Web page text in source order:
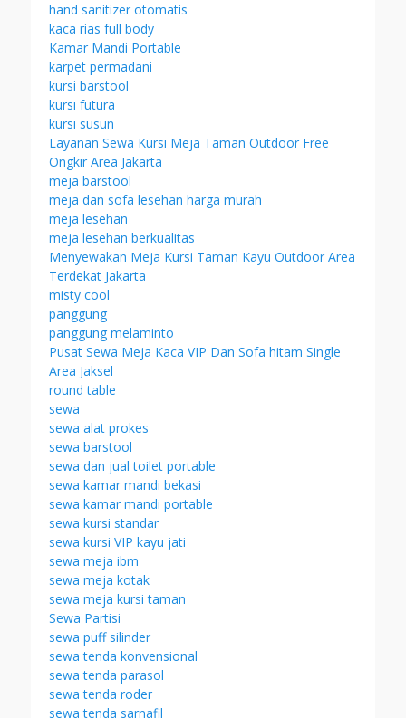
hand sanitizer otomatis
kaca rias full body
Kamar Mandi Portable
karpet permadani
kursi barstool
kursi futura
kursi susun
Layanan Sewa Kursi Meja Taman Outdoor Free
Ongkir Area Jakarta
meja barstool
meja dan sofa lesehan harga murah
meja lesehan
meja lesehan berkualitas
Menyewakan Meja Kursi Taman Kayu Outdoor Area
Terdekat Jakarta
misty cool
panggung
panggung melaminto
Pusat Sewa Meja Kaca VIP Dan Sofa hitam Single
Area Jaksel
round table
sewa
sewa alat prokes
sewa barstool
sewa dan jual toilet portable
sewa kamar mandi bekasi
sewa kamar mandi portable
sewa kursi standar
sewa kursi VIP kayu jati
sewa meja ibm
sewa meja kotak
sewa meja kursi taman
Sewa Partisi
sewa puff silinder
sewa tenda konvensional
sewa tenda parasol
sewa tenda roder
sewa tenda sarnafil